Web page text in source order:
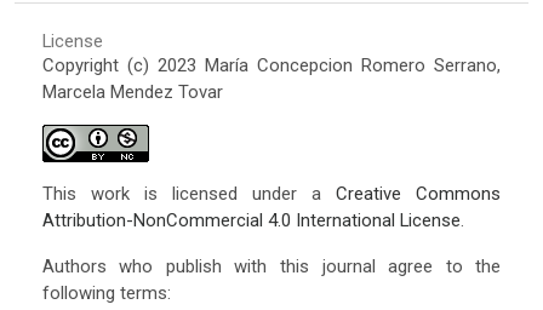
License
Copyright (c) 2023 María Concepcion Romero Serrano,
Marcela Mendez Tovar
This work is licensed under aCreative Commons
Attribution-NonCommercial 4.0 International License.
Authors who publish with this journal agree to the
following terms: